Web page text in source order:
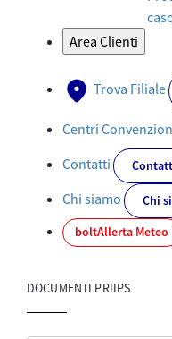
Area Clienti
Trova Filiale
Centri
Contatti
Chi siamo
Chi
boltAllerta Meteo
DOCUMENTI PRIIPS